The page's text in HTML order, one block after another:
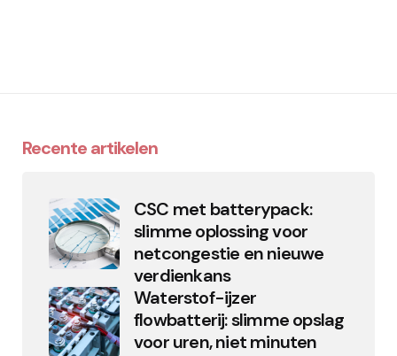
Recente artikelen
CSC met batterypack:
slimme oplossing voor
netcongestie en nieuwe
verdienkans
Waterstof-ijzer
flowbatterij: slimme opslag
voor uren, niet minuten